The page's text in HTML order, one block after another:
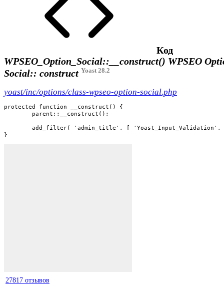
Код
WPSEO_Option_Social::__construct() WPSEO
Social:: construct Yoast 28.2
yoast/inc/options/class-wpseo-option-social.php
protected function __construct() {
}
27817 отзывов